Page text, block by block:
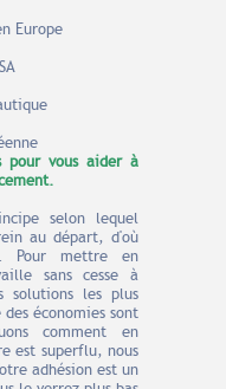
Europe
pour vous aider à
selon lequel
au départ, d'où
Pour mettre en
sans cesse à
solutions les plus
des économies sont
comment en
est superflu, nous
adhésion est un